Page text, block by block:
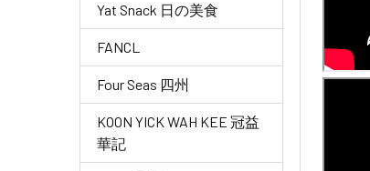
Yat Snack 日の美食
FANCL
Four Seas 四州
KOON YICK WAH KEE 冠益
華記